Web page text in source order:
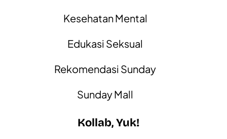
Kesehatan Mental
Edukasi Seksual
Rekomendasi Sunday
Sunday Mall
Kollab, Yuk!